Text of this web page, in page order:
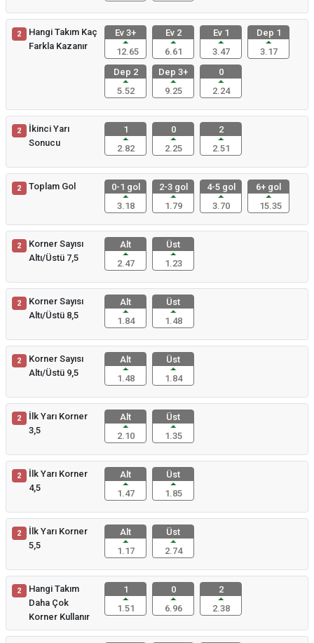
2
Hangi Takım Kaç
Farkla Kazanır
Ev 3+
12.65
Ev 2
6.61
Ev 1
3.47
Dep 1
3.17
Dep 2
5.52
Dep 3+
9.25
0
2.24
2
İkinci Yarı
Sonucu
1
2.82
0
2.25
2
2.51
2 Toplam Gol
0-1 gol
3.18
2-3 gol
1.79
4-5 gol
3.70
6+ gol
15.35
2
Korner Sayısı
Altı/Üstü 7,5
Alt
2.47
Üst
1.23
2
Korner Sayısı
Altı/Üstü 8,5
Alt
1.84
Üst
1.48
2
Korner Sayısı
Altı/Üstü 9,5
Alt
1.48
Üst
1.84
2
İlk Yarı Korner
3,5
Alt
2.10
Üst
1.35
2
İlk Yarı Korner
4,5
Alt
1.47
Üst
1.85
2
İlk Yarı Korner
5,5
Alt
1.17
Üst
2.74
2
Hangi Takım
Daha Çok
Korner Kullanır
1
1.51
0
6.96
2
2.38